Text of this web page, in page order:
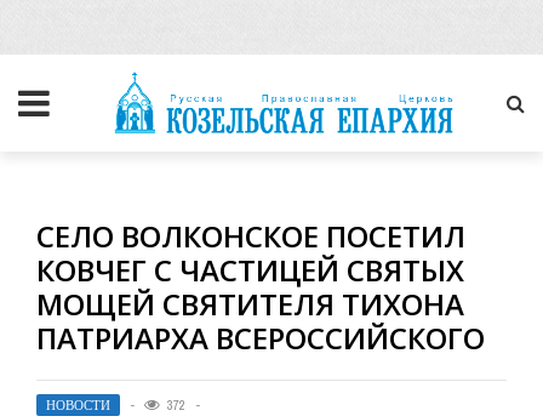
СЕЛО ВОЛКОНСКОЕ ПОСЕТИЛ
КОВЧЕГ С ЧАСТИЦЕЙ СВЯТЫХ
МОЩЕЙ СВЯТИТЕЛЯ ТИХОНА
ПАТРИАРХА ВСЕРОССИЙСКОГО
НОВОСТИ 372